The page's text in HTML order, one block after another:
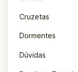
Cruzetas
Dormentes
Dúvidas